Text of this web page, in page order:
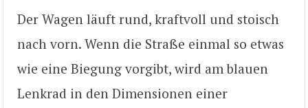
Der Wagen läuft rund, kraftvoll und stoisch
nach vorn. Wenn die Straße einmal so etwas
wie eine Biegung vorgibt, wird am blauen
Lenkrad in den Dimensionen einer